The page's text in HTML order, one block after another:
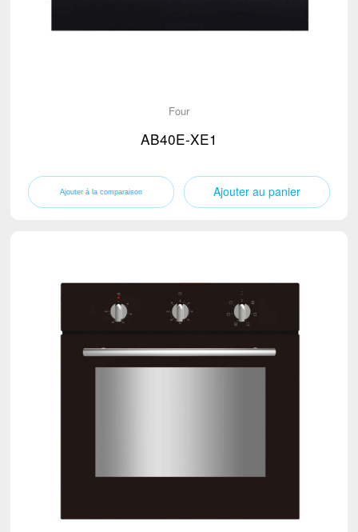
Four
AB40E-XE1
Ajouter au panier